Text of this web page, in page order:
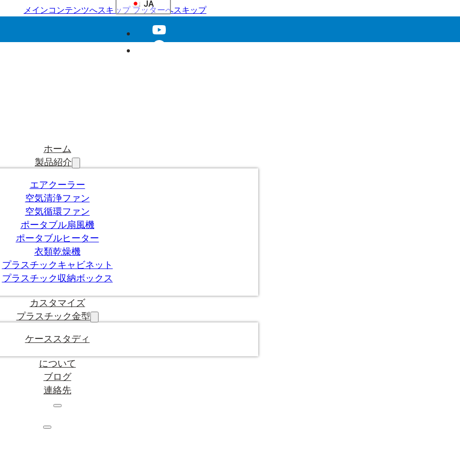
メインコンテンツへスキップフッターへスキップ
JA
ホーム
製品紹介
エアクーラー
空気清浄ファン
空気循環ファン
ポータブル扇風機
ポータブルヒーター
衣類乾燥機
プラスチックキャビネット
プラスチック収納ボックス
カスタマイズ
プラスチック金型
ケーススタディ
について
ブログ
連絡先